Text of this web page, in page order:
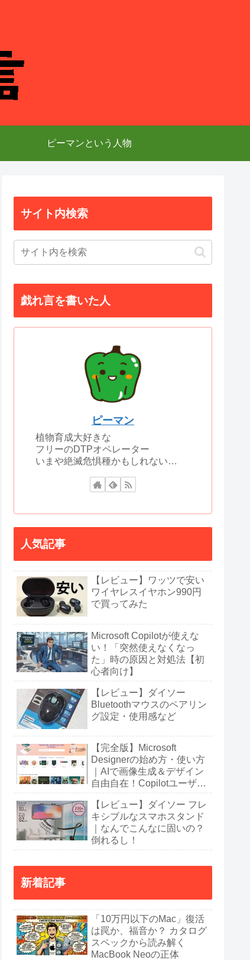
ピーマンという人物
サイト内検索
戯れ言を書いた人
ピーマン
植物育成大好きな
フリーのDTPオペレーター
いまや絶滅危惧種かもしれない…
人気記事
【レビュー】ワッツで安い
ワイヤレスイヤホン990円
で買ってみた
Microsoft Copilotが使えな
い！「突然使えなくなっ
た」時の原因と対処法【初
心者向け】
【レビュー】ダイソー
Bluetoothマウスのペアリン
グ設定・使用感など
【完全版】Microsoft
Designerの始め方・使い方
｜AIで画像生成＆デザイン
自由自在！Copilotユーザー
【レビュー】ダイソー フレ
キシブルなスマホスタンド
｜なんでこんなに固いの？
倒れるし！
新着記事
「10万円以下のMac」復活
は罠か、福音か？ カタログ
スペックから読み解く
MacBook Neoの正体